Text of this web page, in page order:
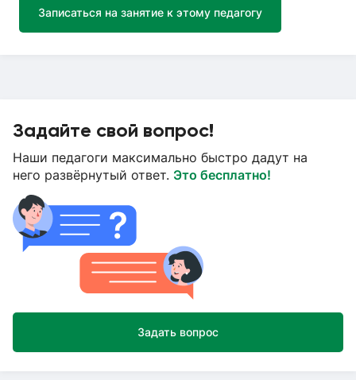
Записаться на занятие к этому педагогу
Задайте свой вопрос!
Наши педагоги максимально быстро дадут на
него развёрнутый ответ. Это бесплатно!
Задать вопрос